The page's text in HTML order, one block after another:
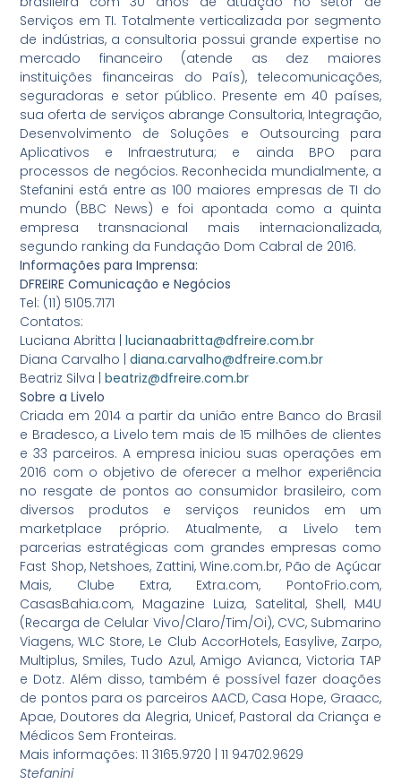
Serviços em TI. Totalmente verticalizada por segmento
de indústrias, a consultoria possui grande expertise no
mercado financeiro (atende as dez maiores
instituições financeiras do País), telecomunicações,
seguradoras e setor público. Presente em 40 países,
sua oferta de serviços abrange Consultoria, Integração,
Desenvolvimento de Soluções e Outsourcing para
Aplicativos e Infraestrutura; e ainda BPO para
processos de negócios. Reconhecida mundialmente, a
Stefanini está entre as 100 maiores empresas de TI do
mundo (BBC News) e foi apontada como a quinta
empresa transnacional mais internacionalizada,
segundo ranking da Fundação Dom Cabral de 2016.
Informações para Imprensa:
DFREIRE Comunicação e Negócios
Tel: (11) 5105.7171
Contatos:
Luciana Abritta |lucianaabritta@dfreire.com.br
Diana Carvalho |diana.carvalho@dfreire.com.br
Beatriz Silva |beatriz@dfreire.com.br
Sobre a Livelo
Criada em 2014 a partir da união entre Banco do Brasil
e Bradesco, a Livelo tem mais de 15 milhões de clientes
e 33 parceiros. A empresa iniciou suas operações em
2016 com o objetivo de oferecer a melhor experiência
no resgate de pontos ao consumidor brasileiro, com
diversos produtos e serviços reunidos em um
marketplace próprio. Atualmente, a Livelo tem
parcerias estratégicas com grandes empresas como
Fast Shop, Netshoes, Zattini, Wine.com.br, Pão de Açúcar
Mais, Clube Extra, Extra.com, PontoFrio.com,
CasasBahia.com, Magazine Luiza, Satelital, Shell, M4U
(Recarga de Celular Vivo/Claro/Tim/Oi), CVC, Submarino
Viagens, WLC Store, Le Club AccorHotels, Easylive, Zarpo,
Multiplus, Smiles, Tudo Azul, Amigo Avianca, Victoria TAP
e Dotz. Além disso, também é possível fazer doações
de pontos para os parceiros AACD, Casa Hope, Graacc,
Apae, Doutores da Alegria, Unicef, Pastoral da Criança e
Médicos Sem Fronteiras.
Mais informações: 11 3165.9720 | 11 94702.9629
Stefanini